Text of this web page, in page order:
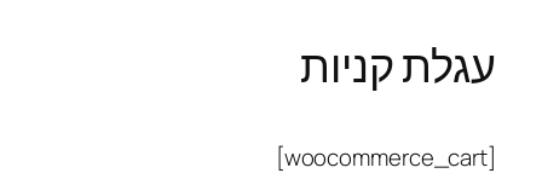
עגלת קניות
[woocommerce_cart]